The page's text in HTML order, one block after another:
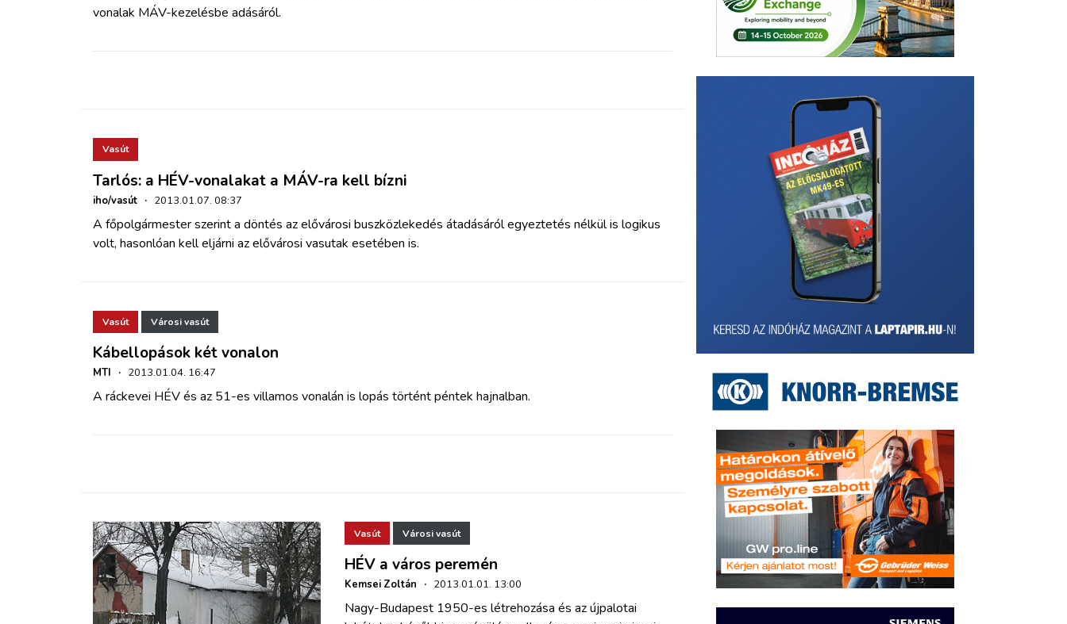
ARCHÍVUM
WEBSHOP
BELÉPÉS
vonalak MÁV-kezelésbe adásáról.
Vasút
Tarlós: a HÉV-vonalakat a MÁV-ra kell bízni
iho/vasút · 2013.01.07. 08:37
A főpolgármester szerint a döntés az elővárosi buszközlekedés átadásáról egyeztetés nélkül is logikus
volt, hasonlóan kell eljárni az elővárosi vasutak esetében is.
Vasút Városi vasút
Kábellopások két vonalon
MTI · 2013.01.04. 16:47
A ráckevei HÉV és az 51-es villamos vonalán is lopás történt péntek hajnalban.
Vasút Városi vasút
HÉV a város peremén
Kemsei Zoltán · 2013.01.01. 13:00
Nagy-Budapest 1950-es létrehozása és az újpalotai